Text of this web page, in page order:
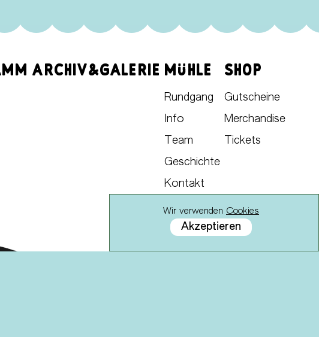
ARCHIV&GALERIE MÜHLE
Rundgang
Info
Team
Geschichte
Kontakt
SHOP
Gutscheine
Merchandise
Tickets
Wir verwenden Cookies
Akzeptieren